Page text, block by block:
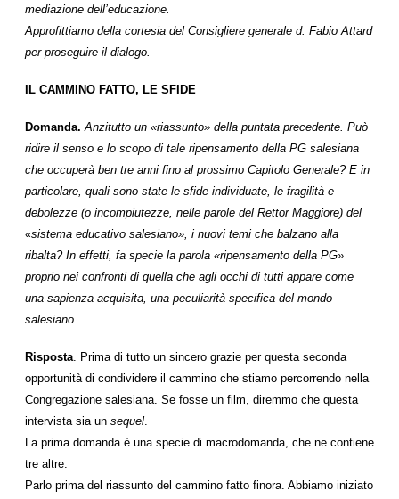
mediazione dell’educazione.
Approfittiamo della cortesia del Consigliere generale d. Fabio Attard
per proseguire il dialogo.
IL CAMMINO FATTO, LE SFIDE
Domanda. Anzitutto un «riassunto» della puntata precedente. Può
ridire il senso e lo scopo di tale ripensamento della PG salesiana
che occuperà ben tre anni fino al prossimo Capitolo Generale? E in
particolare, quali sono state le sfide individuate, le fragilità e
debolezze (o incompiutezze, nelle parole del Rettor Maggiore) del
«sistema educativo salesiano», i nuovi temi che balzano alla
ribalta? In effetti, fa specie la parola «ripensamento della PG»
proprio nei confronti di quella che agli occhi di tutti appare come
una sapienza acquisita, una peculiarità specifica del mondo
salesiano.
Risposta. Prima di tutto un sincero grazie per questa seconda
opportunità di condividere il cammino che stiamo percorrendo nella
Congregazione salesiana. Se fosse un film, diremmo che questa
intervista sia un sequel.
La prima domanda è una specie di macrodomanda, che ne contiene
tre altre.
Parlo prima del riassunto del cammino fatto finora. Abbiamo iniziato